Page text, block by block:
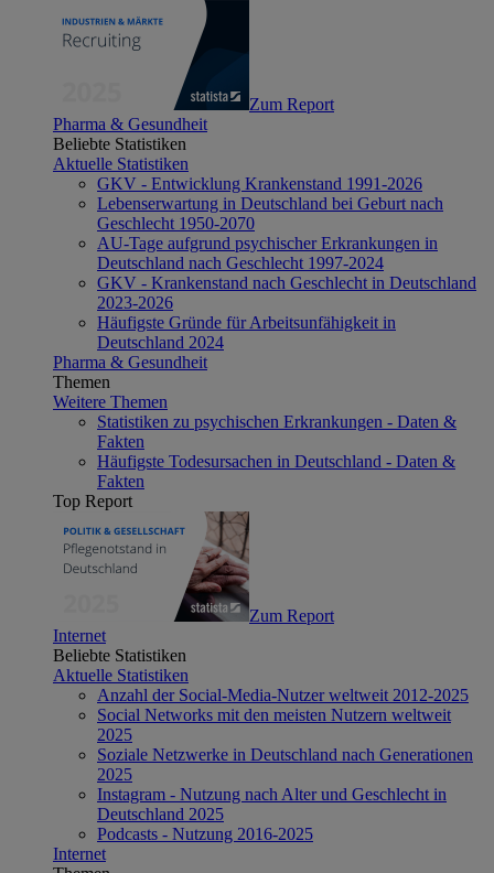
Zum Report
Pharma & Gesundheit
Beliebte Statistiken
Aktuelle Statistiken
GKV - Entwicklung Krankenstand 1991-2026
Lebenserwartung in Deutschland bei Geburt nach
Geschlecht 1950-2070
AU-Tage aufgrund psychischer Erkrankungen in
Deutschland nach Geschlecht 1997-2024
GKV - Krankenstand nach Geschlecht in Deutschland
2023-2026
Häufigste Gründe für Arbeitsunfähigkeit in
Deutschland 2024
Pharma & Gesundheit
Themen
Weitere Themen
Statistiken zu psychischen Erkrankungen - Daten &
Fakten
Häufigste Todesursachen in Deutschland - Daten &
Fakten
Top Report
Zum Report
Internet
Beliebte Statistiken
Aktuelle Statistiken
Anzahl der Social-Media-Nutzer weltweit 2012-2025
Social Networks mit den meisten Nutzern weltweit
2025
Soziale Netzwerke in Deutschland nach Generationen
2025
Instagram - Nutzung nach Alter und Geschlecht in
Deutschland 2025
Podcasts - Nutzung 2016-2025
Internet